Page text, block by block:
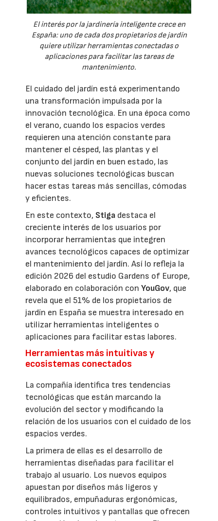
El interés por la jardinería inteligente crece en
España: uno de cada dos propietarios de jardín
quiere utilizar herramientas conectadas o
aplicaciones para facilitar las tareas de
mantenimiento.
El cuidado del jardín está experimentando
una transformación impulsada por la
innovación tecnológica. En una época como
el verano, cuando los espacios verdes
requieren una atención constante para
mantener el césped, las plantas y el
conjunto del jardín en buen estado, las
nuevas soluciones tecnológicas buscan
hacer estas tareas más sencillas, cómodas
y eficientes.
En este contexto, Stiga destaca el
creciente interés de los usuarios por
incorporar herramientas que integren
avances tecnológicos capaces de optimizar
el mantenimiento del jardín. Así lo refleja la
edición 2026 del estudio Gardens of Europe,
elaborado en colaboración conYouGov, que
revela que el 51% de los propietarios de
jardín en España se muestra interesado en
utilizar herramientas inteligentes o
aplicaciones para facilitar estas labores.
Herramientas más intuitivas y
ecosistemas conectados
La compañía identifica tres tendencias
tecnológicas que están marcando la
evolución del sector y modificando la
relación de los usuarios con el cuidado de los
espacios verdes.
La primera de ellas es el desarrollo de
herramientas diseñadas para facilitar el
trabajo al usuario. Los nuevos equipos
apuestan por diseños más ligeros y
equilibrados, empuñaduras ergonómicas,
controles intuitivos y pantallas que ofrecen